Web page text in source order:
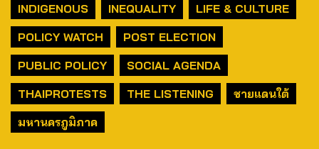
INDIGENOUS
INEQUALITY
LIFE & CULTURE
POLICY WATCH
POST ELECTION
PUBLIC POLICY
SOCIAL AGENDA
THAIPROTESTS
THE LISTENING
ชายแดนใต้
มหานครภูมิภาค